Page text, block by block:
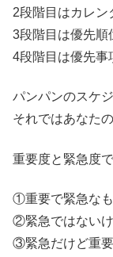
2段階目はカレン
3段階目は優先順
4段階目は優先事
パンパンのスケ
それではあなた
重要度と緊急度
①重要で緊急な
②緊急ではない
③緊急だけど重